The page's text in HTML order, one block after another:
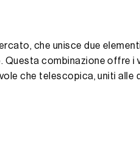
che unisce due
combinazione offre i
che telescopica, uniti alle